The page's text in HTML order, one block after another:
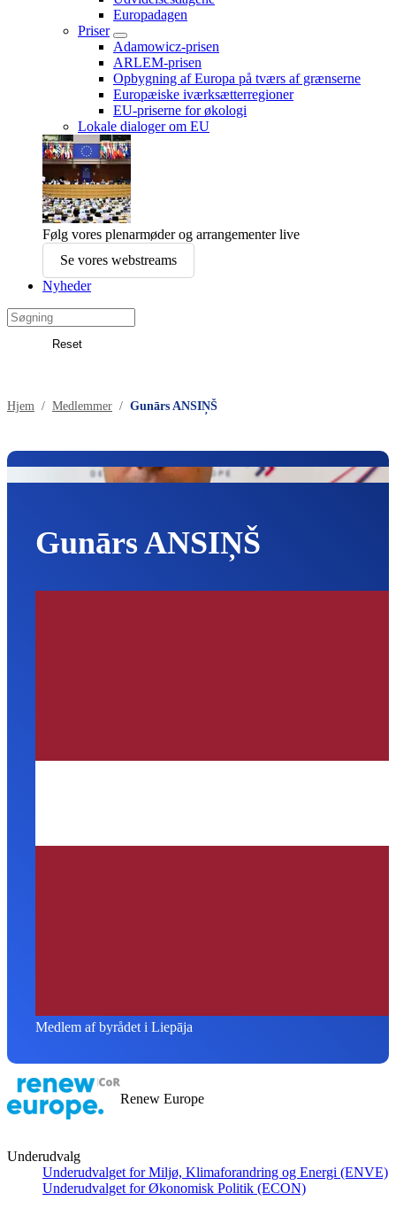
Europadagen
Priser
Adamowicz-prisen
ARLEM-prisen
Opbygning af Europa på tværs af grænserne
Europæiske iværksætterregioner
EU-priserne for økologi
Lokale dialoger om EU
Følg vores plenarmøder og arrangementer live
Se vores webstreams
Nyheder
Search
in
Reset
Hjem Medlemmer Gunārs ANSIŅŠ
Gunārs ANSIŅŠ
Medlem af byrådet i Liepāja
Renew Europe
Underudvalg
Underudvalget for Miljø, Klimaforandring og Energi (ENVE)
Underudvalget for Økonomisk Politik (ECON)